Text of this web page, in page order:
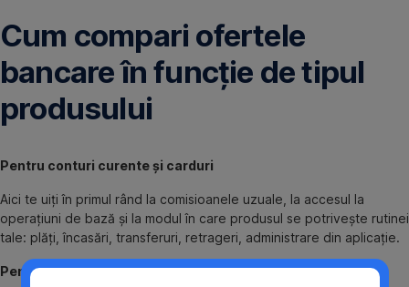
Cum compari ofertele
bancare în funcție de tipul
produsului
Pentru conturi curente și carduri
Aici te uiți în primul rând la comisioanele uzuale, la accesul la
operațiuni de bază și la modul în care produsul se potrivește rutinei
tale: plăți, încasări, transferuri, retrageri, administrare din aplicație.
Pentru produse de economisire